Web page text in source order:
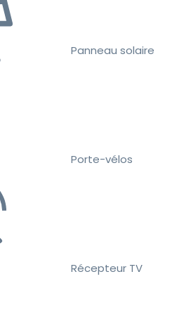
Panneau solaire
Porte-vélos
Récepteur TV